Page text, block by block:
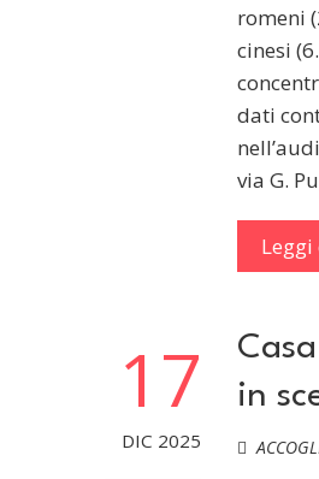
romeni
cinesi
dati
via G.
17
DIC 2025
in